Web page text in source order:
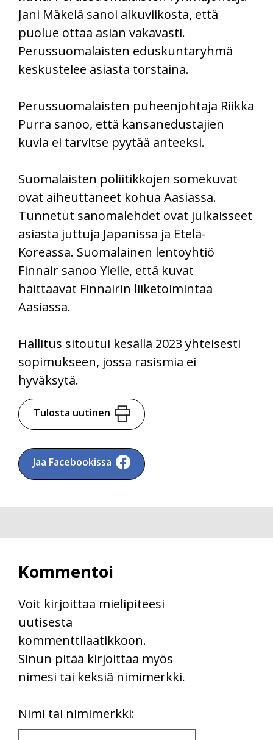
Jani Mäkelä sanoi alkuviikosta, että
puolue ottaa asian vakavasti.
Perussuomalaisten eduskuntaryhmä
keskustelee asiasta torstaina.
Perussuomalaisten puheenjohtaja Riikka
Purra sanoo, että kansanedustajien
kuvia ei tarvitse pyytää anteeksi.
Suomalaisten poliitikkojen somekuvat
ovat aiheuttaneet kohua Aasiassa.
Tunnetut sanomalehdet ovat julkaisseet
asiasta juttuja Japanissa ja Etelä-
Koreassa. Suomalainen lentoyhtiö
Finnair sanoo Ylelle, että kuvat
haittaavat Finnairin liiketoimintaa
Aasiassa.
Hallitus sitoutui kesällä 2023 yhteisesti
sopimukseen, jossa rasismia ei
hyväksytä.
Tulosta uutinen
Jaa Facebookissa
Kommentoi
Voit kirjoittaa mielipiteesi
uutisesta
kommenttilaatikkoon.
Sinun pitää kirjoittaa myös
nimesi tai keksiä nimimerkki.
Nimi tai nimimerkki:
Name